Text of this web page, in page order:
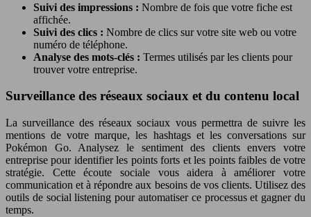
Suivi des impressions : Nombre de fois que votre fiche est
affichée.
Suivi des clics : Nombre de clics sur votre site web ou votre
numéro de téléphone.
Analyse des mots-clés : Termes utilisés par les clients pour
trouver votre entreprise.
Surveillance des réseaux sociaux et du contenu local
La surveillance des réseaux sociaux vous permettra de suivre les
mentions de votre marque, les hashtags et les conversations sur
Pokémon Go. Analysez le sentiment des clients envers votre
entreprise pour identifier les points forts et les points faibles de votre
stratégie. Cette écoute sociale vous aidera à améliorer votre
communication et à répondre aux besoins de vos clients. Utilisez des
outils de social listening pour automatiser ce processus et gagner du
temps.